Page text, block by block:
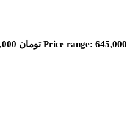
Price range: 645,000 تومان through 2,150,000 تومان